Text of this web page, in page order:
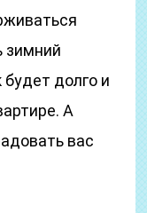
зимний
долго и
А
вас